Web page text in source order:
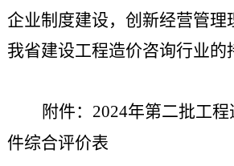
企业制度建设，创新经营管理
我省建设工程造价咨询行业的
附件： 2024年第二批工程
件综合评价表